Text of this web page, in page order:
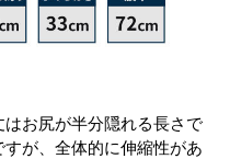
お尻が半分隠れる長さで
が、全体的に伸縮性があ